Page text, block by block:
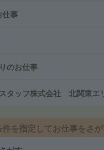
仕事
のお仕事
スタッフ株式会社 北関東エ
件を指定してお仕事をさ